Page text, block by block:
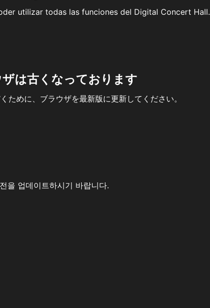
utilizar todas las funciones del Digital Concert Hall.
は古くなっております
ために、ブラウザを最新版に更新してください。
을 업데이트하시기 바랍니다.